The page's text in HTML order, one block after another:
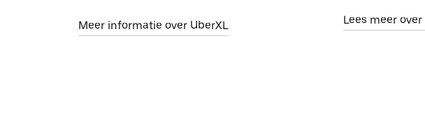
Meer informatie over UberXL Lees meer